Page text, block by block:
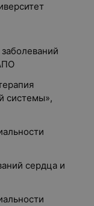
системы»,
сердца и